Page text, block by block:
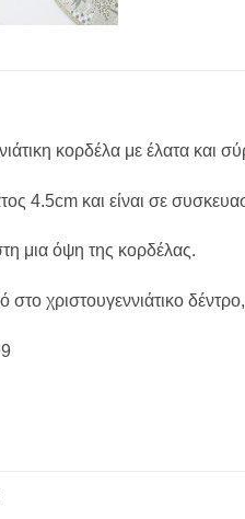
κορδέλα με έλατα και
4.5cm και είναι σε
μια όψη της κορδέλας.
στο χριστουγεννιάτικο